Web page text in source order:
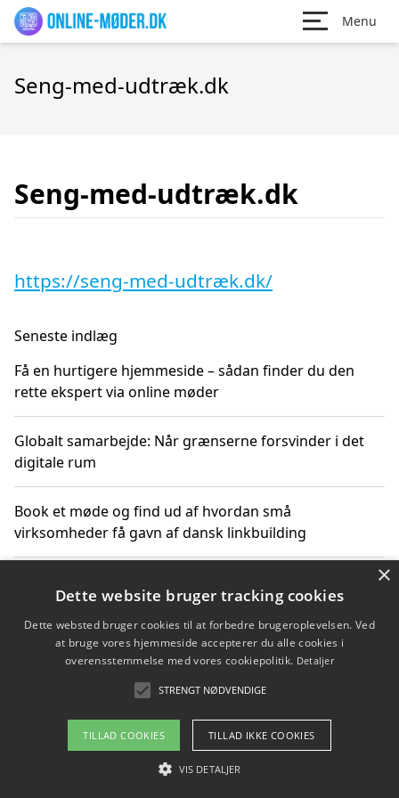
Menu
Seng-med-udtræk.dk
Seng-med-udtræk.dk
https://seng-med-udtræk.dk/
Seneste indlæg
Få en hurtigere hjemmeside – sådan finder du den
rette ekspert via online møder
Globalt samarbejde: Når grænserne forsvinder i det
digitale rum
Book et møde og find ud af hvordan små
virksomheder få gavn af dansk linkbuilding
får du indgår et samarbejde
Hold et møde med en WordPress ekspert og vælg den
mest professionelle til at vedligeholde din løsning
Copyright 2026 - Pilanto Aps
Om / kontakt
×
Dette website bruger tracking cookies
Dette websted bruger cookies til at forbedre brugeroplevelsen. Ved
at bruge vores hjemmeside accepterer du alle cookies i
overensstemmelse med vores cookiepolitik. Detaljer
STRENGT NØDVENDIGE
TILLAD COOKIES TILLAD IKKE COOKIES
VIS DETALJER